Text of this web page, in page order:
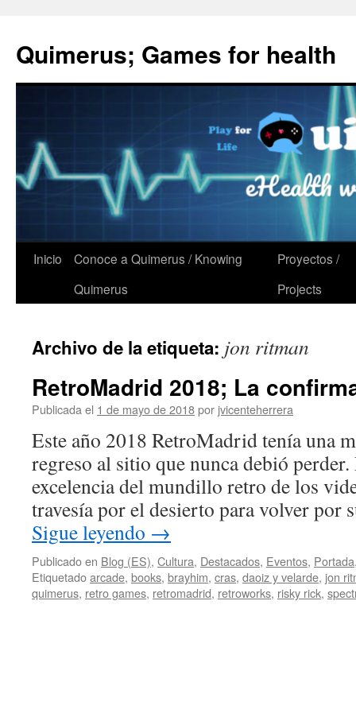
Quimerus; Games for health
Saltar
Inicio
Conoce a Quimerus / Knowing
Quimerus
Proyectos /
Projects
Archivo de la etiqueta: jon ritman
RetroMadrid 2018; La
Publicada el 1 de mayo de 2018por jvicenteherrera
Este año 2018 RetroMadrid tenía una
regreso al sitio que nunca debió
excelencia del mundillo retro de los
travesía por el desierto para volver por
Sigue leyendo →
Publicado en Blog (ES), Cultura, Destacados, Eventos, Portada
Etiquetadoarcade, books, brayhim, cras, daoiz y velarde, jon
quimerus, retro games, retromadrid, retroworks, risky rick,